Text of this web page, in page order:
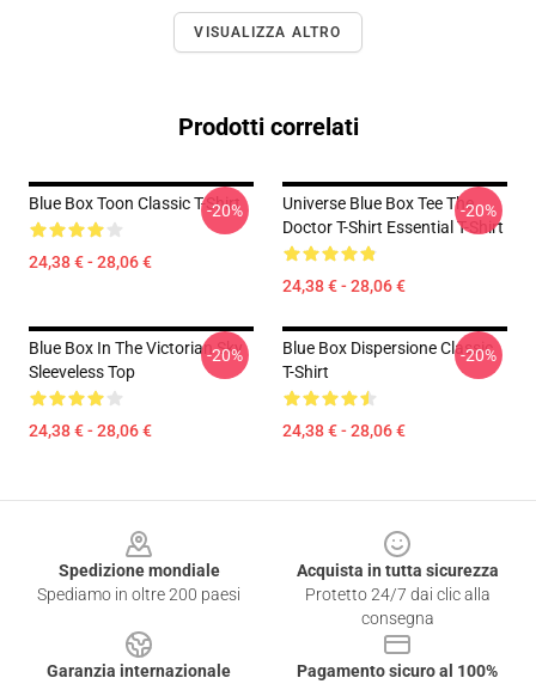
VISUALIZZA ALTRO
Prodotti correlati
Blue Box Toon Classic T-Shirt
24,38 € - 28,06 €
-20%
Universe Blue Box Tee The
Doctor T-Shirt Essential T-Shirt
24,38 € - 28,06 €
-20%
Blue Box In The Victorian Sky
Sleeveless Top
24,38 € - 28,06 €
-20%
Blue Box Dispersione Classic
T-Shirt
24,38 € - 28,06 €
-20%
Spedizione mondiale
Spediamo in oltre 200 paesi
Acquista in tutta sicurezza
Protetto 24/7 dai clic alla
consegna
Garanzia internazionale
Pagamento sicuro al 100%